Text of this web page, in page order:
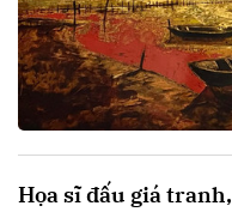
Họa sĩ đấu giá